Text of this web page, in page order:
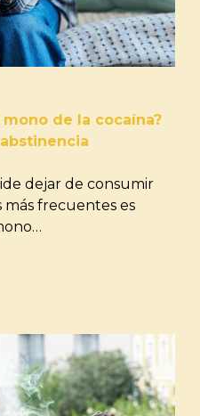
de la cocaína?
dejar de consumir
más frecuentes es